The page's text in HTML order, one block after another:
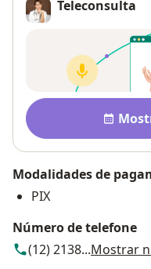
Teleconsulta
Disponibilidade
Modalidades de
PIX
Número de telefone
(12) 2138...Mostrar